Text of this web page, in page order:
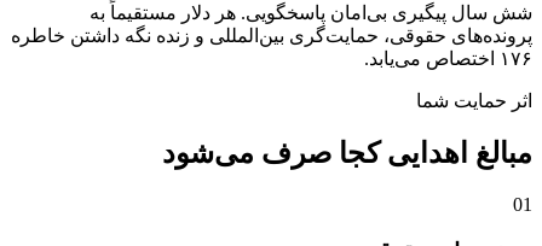
شش سال پیگیری بی‌امان پاسخگویی. هر دلار مستقیماً به
پرونده‌های حقوقی، حمایت‌گری بین‌المللی و زنده نگه داشتن خاطره
۱۷۶ اختصاص می‌یابد.
اثر حمایت شما
مبالغ اهدایی کجا صرف می‌شود
01